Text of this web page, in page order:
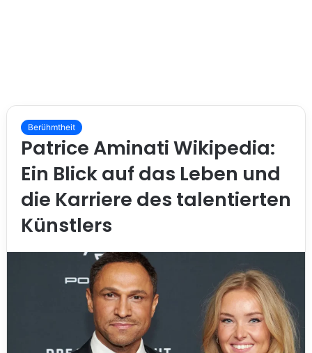
Berühmtheit
Patrice Aminati Wikipedia:
Ein Blick auf das Leben und
die Karriere des talentierten
Künstlers